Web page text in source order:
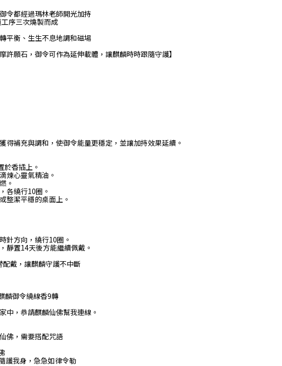
令都經過瑪林老師開光加持
序三次燒製而成
平衡、生生不息地調和磁場
許願石，御令可作為延伸載體，讓麒麟時時跟隨守護】
得補充與調和，使御令能量更穩定，並讓加持效果延續。
於香插上。
煉心靈氣精油。
。
各繞行10圈。
整潔平穩的桌面上。
針方向，繞行10圈。
靜置14天後方能繼續佩戴。
戴，讓麒麟守護不中斷
麟御令繞線香9轉
中，恭請麒麟仙佛幫我連線。
佛，需要搭配咒語
護我身，急急如律令勒